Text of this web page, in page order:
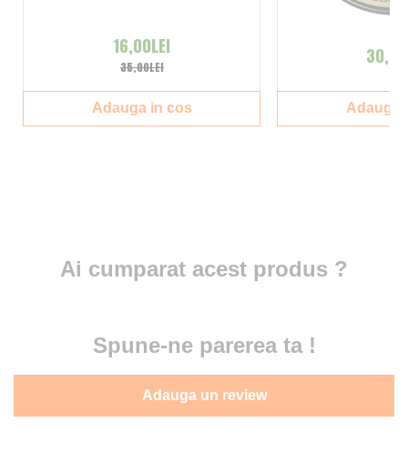
Ai cumparat acest produs ?
Spune-ne parerea ta !
Adauga un review
35,00LEI
16,00LEI
Adauga in cos Adauga